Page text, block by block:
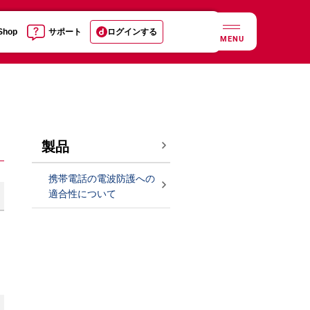
サポート ログインする
MENU
製品
携帯電話の電波防護への
適合性について